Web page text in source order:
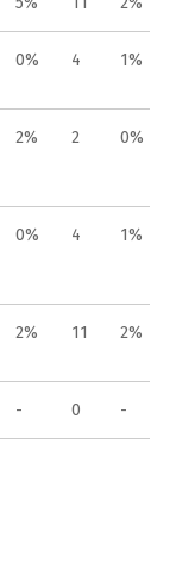
0% 4 1%
2% 2 0%
0% 4 1%
2% 11 2%
- 0 -